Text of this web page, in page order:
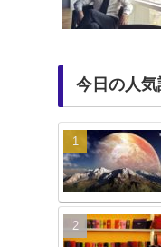
今日の人